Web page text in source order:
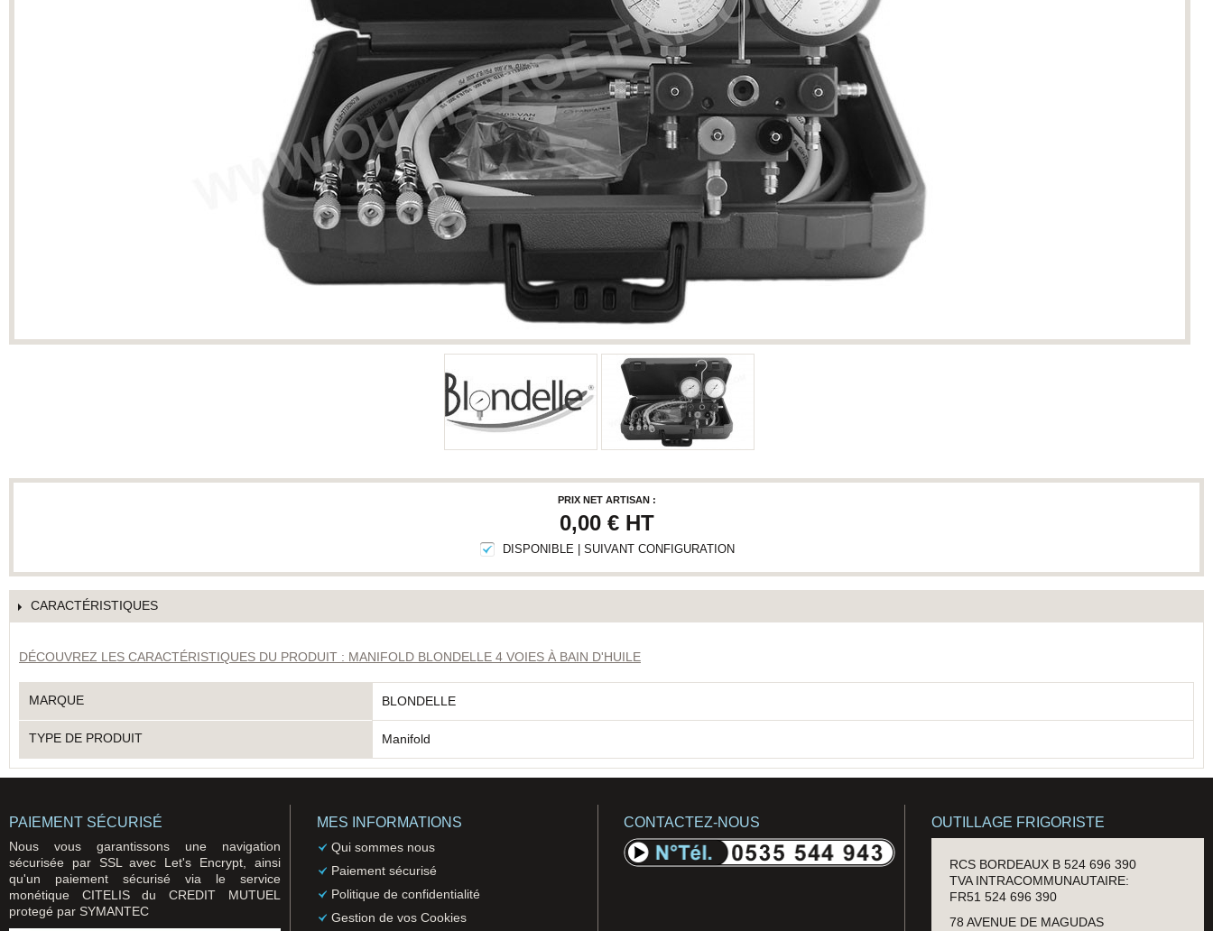
PRIX NET ARTISAN :
0,00 €HT
DISPONIBLE | SUIVANT CONFIGURATION
CARACTÉRISTIQUES
DÉCOUVREZ LES CARACTÉRISTIQUES DU PRODUIT : MANIFOLD BLONDELLE 4 VOIES À BAIN D'HUILE
MARQUE BLONDELLE
TYPE DE PRODUIT Manifold
PAIEMENT SÉCURISÉ
Nous vous garantissons une navigation
sécurisée par SSL avec Let's Encrypt, ainsi
qu'un paiement sécurisé via le service
monétique CITELIS du CREDIT MUTUEL
protegé par SYMANTEC
MES INFORMATIONS
Qui sommes nous
Paiement sécurisé
Politique de confidentialité
Gestion de vos Cookies
CONTACTEZ-NOUS OUTILLAGE FRIGORISTE
RCS BORDEAUX B 524 696 390
TVA INTRACOMMUNAUTAIRE:
FR51 524 696 390
78 AVENUE DE MAGUDAS